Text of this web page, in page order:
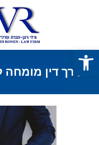
פתח סרגל
עורך דין